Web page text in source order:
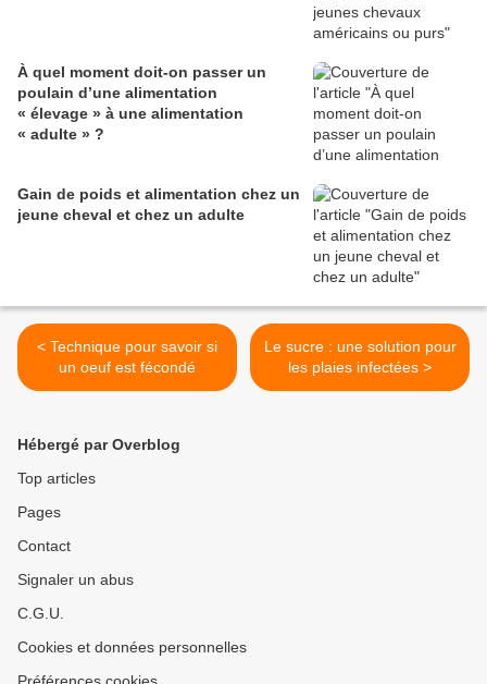
À quel moment doit-on passer un
poulain d’une alimentation
« élevage » à une alimentation
« adulte » ?
Gain de poids et alimentation chez un
jeune cheval et chez un adulte
< Technique pour savoir si
un oeuf est fécondé
Le sucre : une solution pour
les plaies infectées >
Hébergé par Overblog
Top articles
Pages
Contact
Signaler un abus
C.G.U.
Cookies et données personnelles
Préférences cookies